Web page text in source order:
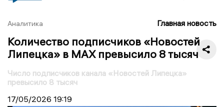
Аналитика Главная новость
Количество подписчиков «Новостей
Липецка» в MAX превысило 8 тысяч
Число подписчиков канала «Новостей Липецка»
превысило 8 тысяч
17/05/2026 19:19